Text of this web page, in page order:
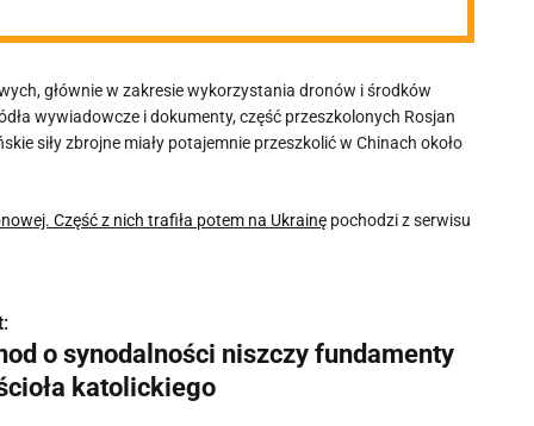
głównie w zakresie wykorzystania dronów i środków
wywiadowcze i dokumenty, część przeszkolonych Rosjan
siły zbrojne miały potajemnie przeszkolić w Chinach około
Część z nich trafiła potem na Ukrainę pochodzi z serwisu
o synodalności niszczy fundamenty
katolickiego